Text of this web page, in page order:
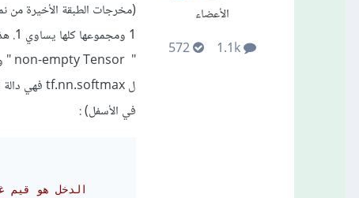
الأعضاء
1.1k
572
في الأسفل) :
# الدخل هو قيم